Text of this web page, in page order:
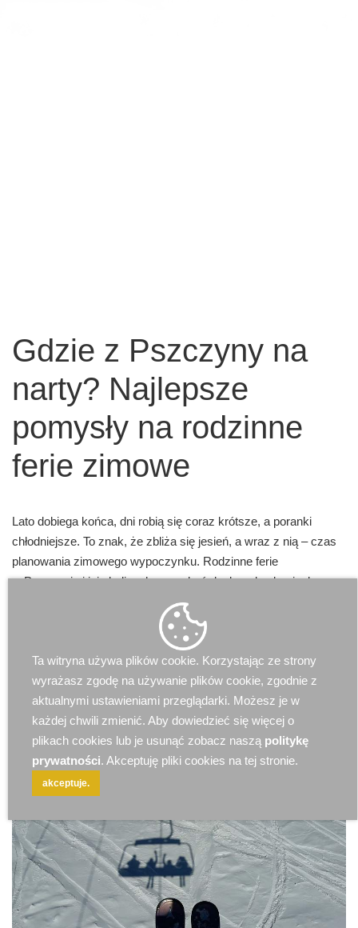
Gdzie z Pszczyny na
narty? Najlepsze
pomysły na rodzinne
ferie zimowe
Lato dobiega końca, dni robią się coraz krótsze, a poranki
chłodniejsze. To znak, że zbliża się jesień, a wraz z nią – czas
planowania zimowego wypoczynku. Rodzinne ferie
w Pszczynie i jej okolicach mogą być doskonałą okazją, by
odkryć uroki białego szaleństwa. Choć samo miasto nie ma
stoku narciarskiego, to jednak jego lokalizacja sprawia, że jest
idealną bazą wypadową do zimowych atrakcji regionu.
2025-09-16 10:46:59
Art Partnera 28755842
Ta witryna używa plików cookie. Korzystając ze strony
wyrażasz zgodę na używanie plików cookie, zgodnie z
aktualnymi ustawieniami przeglądarki. Możesz je w
każdej chwili zmienić. Aby dowiedzieć się więcej o
plikach cookies lub je usunąć zobacz naszą politykę
prywatności. Akceptuję pliki cookies na tej stronie.
akceptuje.